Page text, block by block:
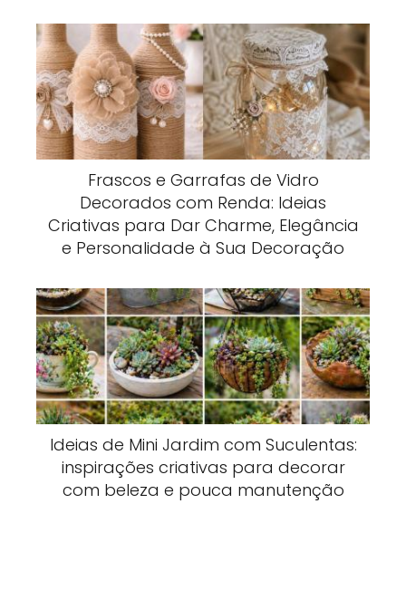
Frascos e Garrafas de Vidro
Decorados com Renda: Ideias
Criativas para Dar Charme, Elegância
e Personalidade à Sua Decoração
Ideias de Mini Jardim com Suculentas:
inspirações criativas para decorar
com beleza e pouca manutenção